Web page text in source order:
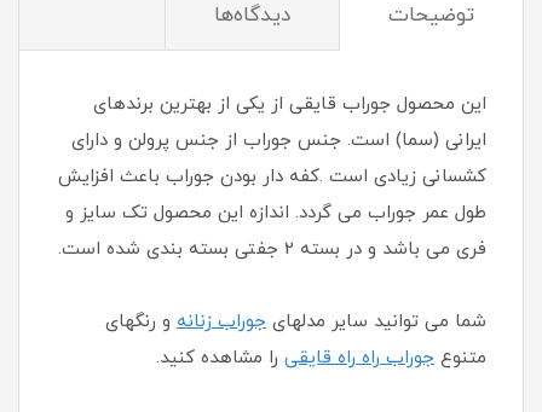
توضیحات دیدگاه‌ها
این محصول جوراب قایقی از یکی از بهترین برندهای
ایرانی (سما) است. جنس جوراب از جنس پرولن و دارای
کشسانی زیادی است .کفه دار بودن جوراب باعث افزایش
طول عمر جوراب می گردد. اندازه این محصول تک سایز و
فری می باشد و در بسته 2 جفتی بسته بندی شده است.
شما می توانید سایر مدلهای جوراب زنانه و رنگهای
متنوع جوراب راه راه قایقی را مشاهده کنید.